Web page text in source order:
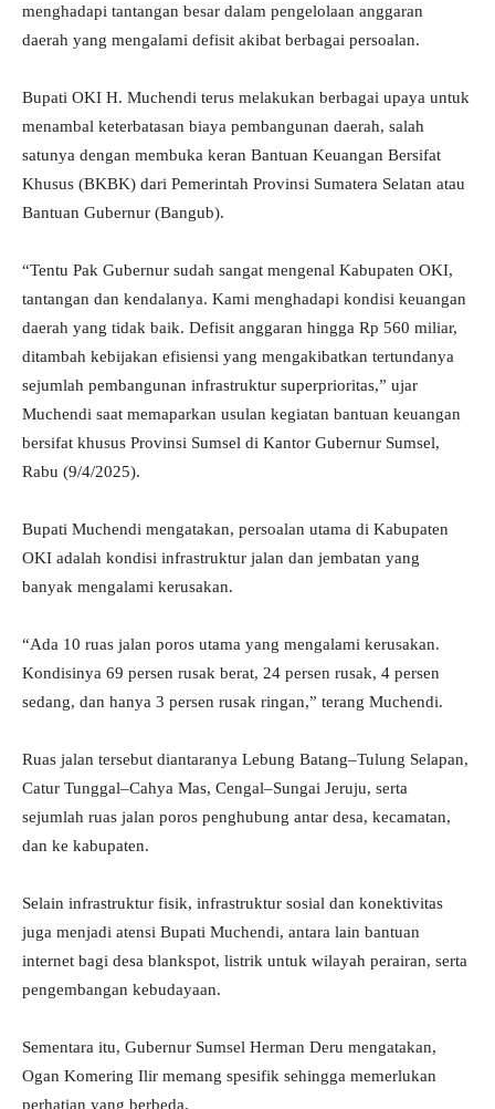
menghadapi tantangan besar dalam pengelolaan anggaran
daerah yang mengalami defisit akibat berbagai persoalan.
Bupati OKI H. Muchendi terus melakukan berbagai upaya untuk
menambal keterbatasan biaya pembangunan daerah, salah
satunya dengan membuka keran Bantuan Keuangan Bersifat
Khusus (BKBK) dari Pemerintah Provinsi Sumatera Selatan atau
Bantuan Gubernur (Bangub).
“Tentu Pak Gubernur sudah sangat mengenal Kabupaten OKI,
tantangan dan kendalanya. Kami menghadapi kondisi keuangan
daerah yang tidak baik. Defisit anggaran hingga Rp 560 miliar,
ditambah kebijakan efisiensi yang mengakibatkan tertundanya
sejumlah pembangunan infrastruktur superprioritas,” ujar
Muchendi saat memaparkan usulan kegiatan bantuan keuangan
bersifat khusus Provinsi Sumsel di Kantor Gubernur Sumsel,
Rabu (9/4/2025).
Bupati Muchendi mengatakan, persoalan utama di Kabupaten
OKI adalah kondisi infrastruktur jalan dan jembatan yang
banyak mengalami kerusakan.
“Ada 10 ruas jalan poros utama yang mengalami kerusakan.
Kondisinya 69 persen rusak berat, 24 persen rusak, 4 persen
sedang, dan hanya 3 persen rusak ringan,” terang Muchendi.
Ruas jalan tersebut diantaranya Lebung Batang–Tulung Selapan,
Catur Tunggal–Cahya Mas, Cengal–Sungai Jeruju, serta
sejumlah ruas jalan poros penghubung antar desa, kecamatan,
dan ke kabupaten.
Selain infrastruktur fisik, infrastruktur sosial dan konektivitas
juga menjadi atensi Bupati Muchendi, antara lain bantuan
internet bagi desa blankspot, listrik untuk wilayah perairan, serta
pengembangan kebudayaan.
Sementara itu, Gubernur Sumsel Herman Deru mengatakan,
Ogan Komering Ilir memang spesifik sehingga memerlukan
perhatian yang berbeda.